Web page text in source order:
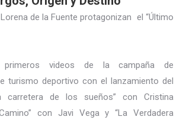
de la Fuente protagonizan el “Último
videos de la campaña de
turismo deportivo con el lanzamiento del
carretera de los sueños” con Cristina
con Javi Vega y “La Verdadera